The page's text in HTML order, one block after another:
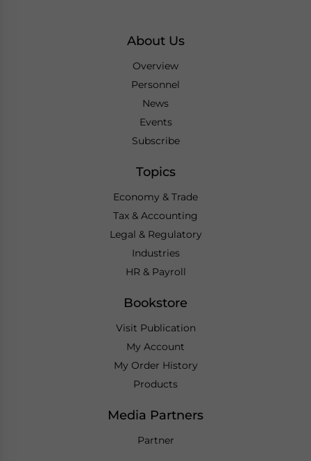
About Us
Overview
Personnel
News
Events
Subscribe
Topics
Economy & Trade
Tax & Accounting
Legal & Regulatory
Industries
HR & Payroll
Bookstore
Visit Publication
My Account
My Order History
Products
Media Partners
Partner